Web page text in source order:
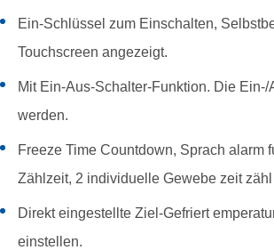
Ein-Schlüssel zum Einschalten,
Touchscreen angezeigt.
Mit Ein-Aus-Schalter-Funktion. Die
werden.
Freeze Time Countdown, Sprach alarm
Zählzeit, 2 individuelle Gewebe zeit
Direkt eingestellte Ziel-Gefriert
einstellen.